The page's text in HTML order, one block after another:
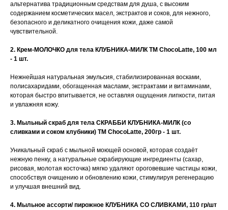
альтернатива традиционным средствам для душа, с высоким
содержанием косметических масел, экстрактов и соков, для нежного,
безопасного и деликатного очищения кожи, даже самой
чувствительной.
2. Крем-МОЛОЧКО для тела КЛУБНИКА-МИЛК TM ChocoLatte, 100 мл
- 1 шт.
Нежнейшая натуральная эмульсия, стабилизированная восками,
полисахаридами, обогащенная маслами, экстрактами и витаминами,
которая быстро впитывается, не оставляя ощущения липкости, питая
и увлажняя кожу.
3. Мыльный скраб для тела СКРАББИ КЛУБНИКА-МИЛК (со
сливками и соком клубники) ТМ ChocoLatte, 200гр - 1 шт.
Уникальный скраб с мыльной моющей основой, которая создаёт
нежную пенку, а натуральные скрабирующие ингредиенты (сахар,
рисовая, молотая косточка) мягко удаляют ороговевшие частицы кожи,
способствуя очищению и обновлению кожи, стимулируя регенерацию
и улучшая внешний вид.
4. Мыльное ассорти/ пирожное КЛУБНИКА СО СЛИВКАМИ, 110 гр/шт